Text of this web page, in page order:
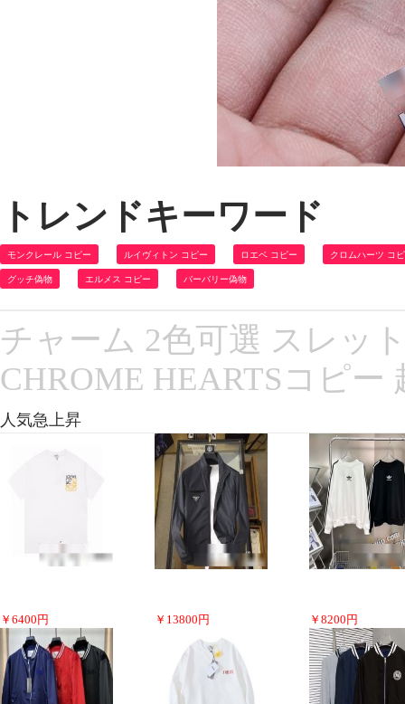
トレンドキーワード
モンクレール コピー ルイヴィトン コピー ロエベ コピー クロムハーツ コ
グッチ偽物 エルメス コピー バーバリー偽物
チャーム 2色可選 スレッ
CHROME HEARTSコピー
人気急上昇
￥ 6400 円 ￥ 13800 円 ￥ 8200 円